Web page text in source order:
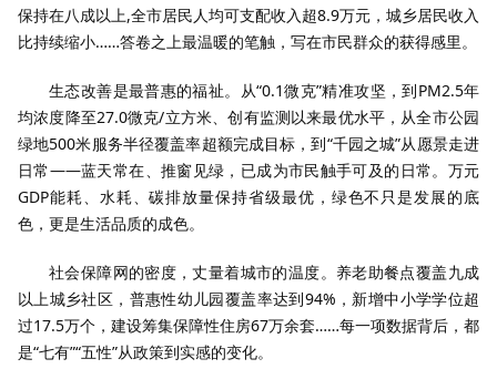
保持在八成以上,全市居民人均可支配收入超8.9万元，城乡居民收入
比持续缩小……答卷之上最温暖的笔触，写在市民群众的获得感里。
生态改善是最普惠的福祉。从“0.1微克”精准攻坚，到PM2.5年
均浓度降至27.0微克/立方米、创有监测以来最优水平，从全市公园
绿地500米服务半径覆盖率超额完成目标，到“千园之城”从愿景走进
日常——蓝天常在、推窗见绿，已成为市民触手可及的日常。万元
GDP能耗、水耗、碳排放量保持省级最优，绿色不只是发展的底
色，更是生活品质的成色。
社会保障网的密度，丈量着城市的温度。养老助餐点覆盖九成
以上城乡社区，普惠性幼儿园覆盖率达到94%，新增中小学学位超
过17.5万个，建设筹集保障性住房67万余套……每一项数据背后，都
是“七有”“五性”从政策到实感的变化。